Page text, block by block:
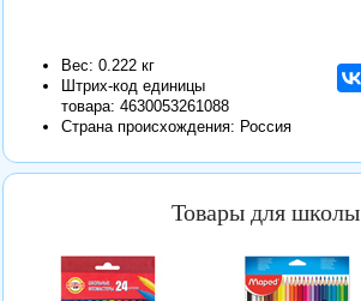
Вес: 0.222 кг
Штрих-код единицы
товара: 4630053261088
Страна происхождения: Россия
Товары для школы